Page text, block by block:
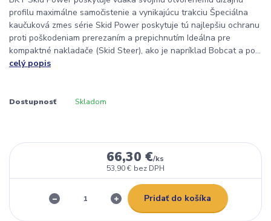
profilu maximálne samočistenie a vynikajúcu trakciu Špeciálna
kaučuková zmes série Skid Power poskytuje tú najlepšiu ochranu
proti poškodeniam prerezaním a prepichnutím Ideálna pre
kompaktné nakladače (Skid Steer), ako je napríklad Bobcat a po...
celý popis
Dostupnosť Skladom
66,30 €/ks
53,90 € bez DPH
Pridať do košíka